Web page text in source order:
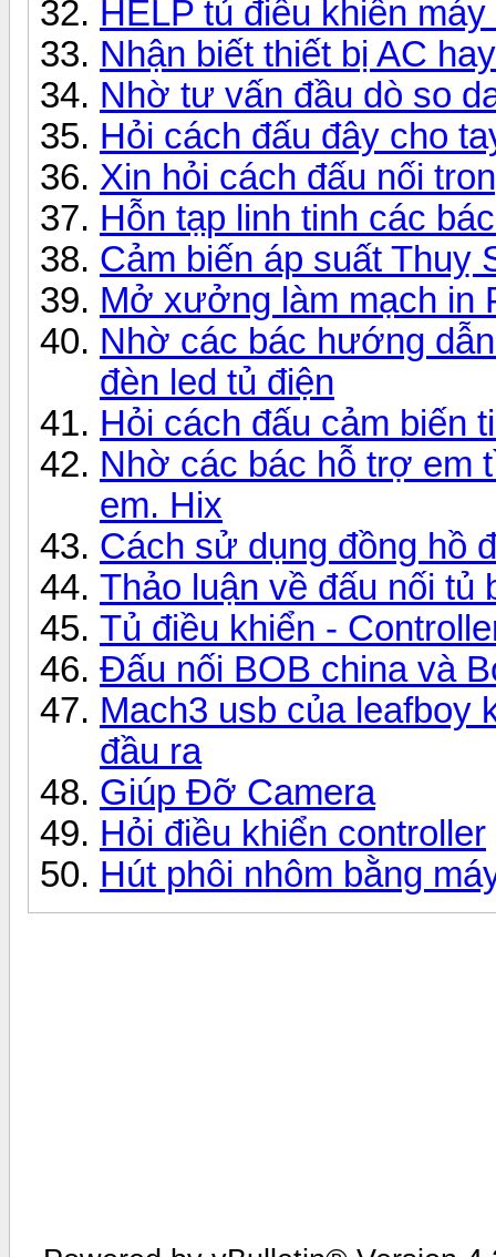
HELP tủ điều khiển máy
Nhận biết thiết bị AC
Nhờ tư vấn đầu dò so
Hỏi cách đấu đây cho
Xin hỏi cách đấu nối
Hỗn tạp linh tinh các
Cảm biến áp suất Thuỵ
Mở xưởng làm mạch in
Nhờ các bác hướng
đèn led tủ điện
Hỏi cách đấu cảm biến
Nhờ các bác hỗ trợ em
em. Hix
Cách sử dụng đồng hồ
Thảo luận về đấu nối tủ
Tủ điều khiển -
Đấu nối BOB china và
Mach3 usb của leafboy
đầu ra
Giúp Đỡ Camera
Hỏi điều khiển controller
Hút phôi nhôm bằng